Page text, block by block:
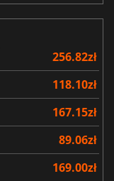
256.82zł
118.10zł
167.15zł
89.06zł
169.00zł